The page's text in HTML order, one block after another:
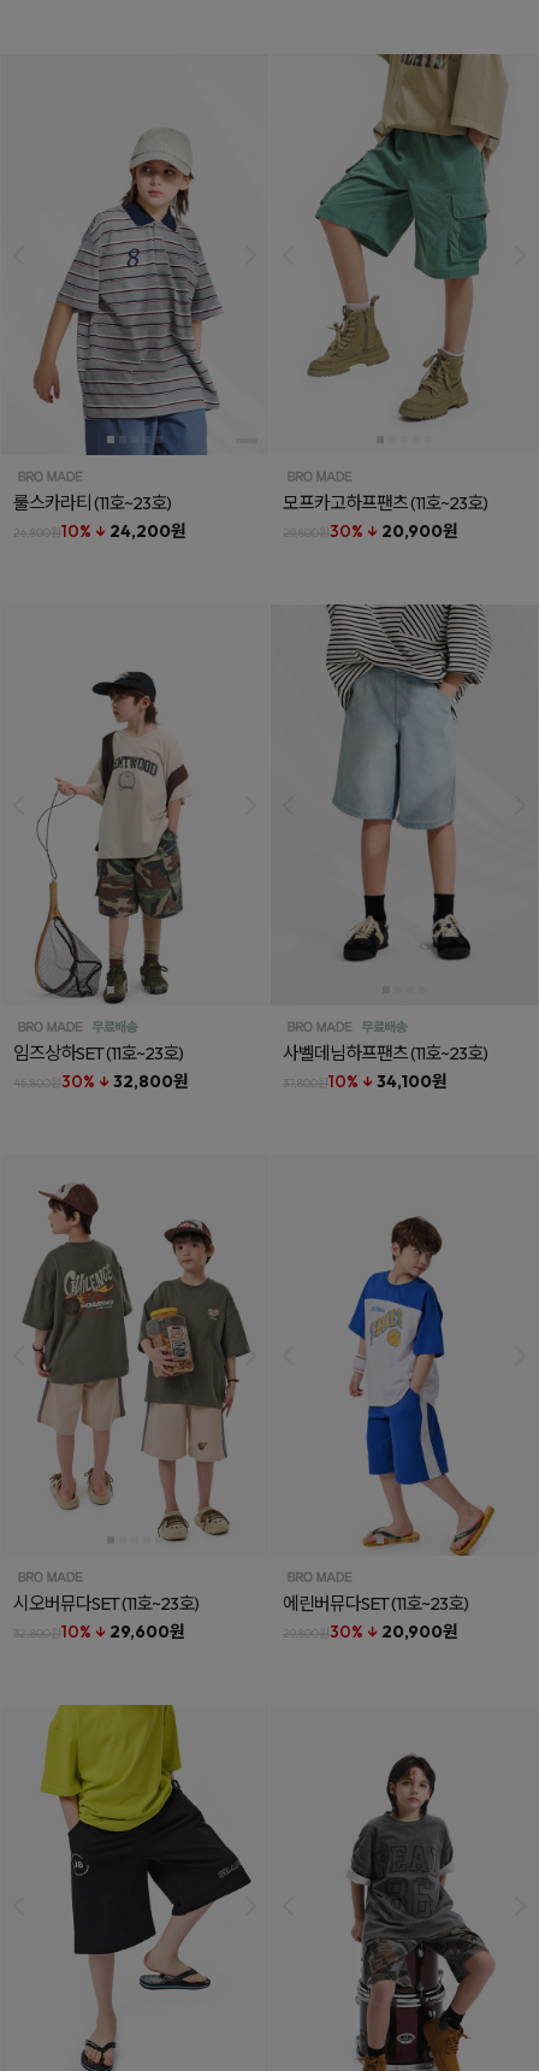
룰스카라티(11호~23호)
26,800원10% ↓ 24,200원
모프카고하프팬츠(11호~23호)
29,800원30% ↓ 20,900원
임즈상하SET(11호~23호)
46,800원30% ↓ 32,800원
사벨데님하프팬츠(11호~23호)
37,800원10% ↓ 34,100원
시오버뮤다SET(11호~23호)
32,800원10% ↓ 29,600원
에린버뮤다SET(11호~23호)
29,800원30% ↓ 20,900원